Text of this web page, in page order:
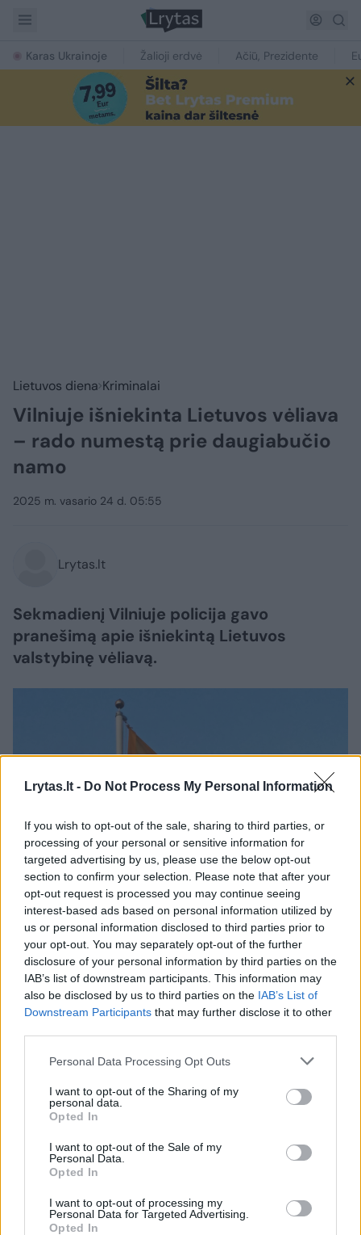
Lrytas.lt - Do Not Process My Personal Information
If you wish to opt-out of the sale, sharing to third parties, or
processing of your personal or sensitive information for
targeted advertising by us, please use the below opt-out
section to confirm your selection. Please note that after your
opt-out request is processed you may continue seeing
interest-based ads based on personal information utilized by
us or personal information disclosed to third parties prior to
your opt-out. You may separately opt-out of the further
disclosure of your personal information by third parties on the
IAB’s list of downstream participants. This information may
also be disclosed by us to third parties on the IAB’s List of
Downstream Participants that may further disclose it to other
Personal Data Processing Opt Outs
I want to opt-out of the Sharing of my
personal data.
Opted In
I want to opt-out of the Sale of my
Personal Data.
Opted In
I want to opt-out of processing my
Personal Data for Targeted Advertising.
Opted In
Karas Ukrainoje Žalioji erdvė Ačiū, Prezidente
Lietuvos diena Kriminalai
Vilniuje išniekinta Lietuvos vėliava
– rado numestą prie daugiabučio
namo
2025 m. vasario 24 d. 05:55
Lrytas.lt
Sekmadienį Vilniuje policija gavo
pranešimą apie išniekintą Lietuvos
valstybinę vėliavą.
Daugiau nuotraukų (1)
Pareigūnams buvo pranešta, kad 13 val. 48
min. Viršuliškių gatvėje, po daugiabučio
namo balkonu, rasta numesta Lietuvos
Respublikos valstybės vėliava sulaužytu kotu
ir suplėšytu audiniu. .
Policija surinko medžiagą ikiteisminiam
tyrimui dėl valstybės simbolių išniekinimo.
Vilnius vėliava